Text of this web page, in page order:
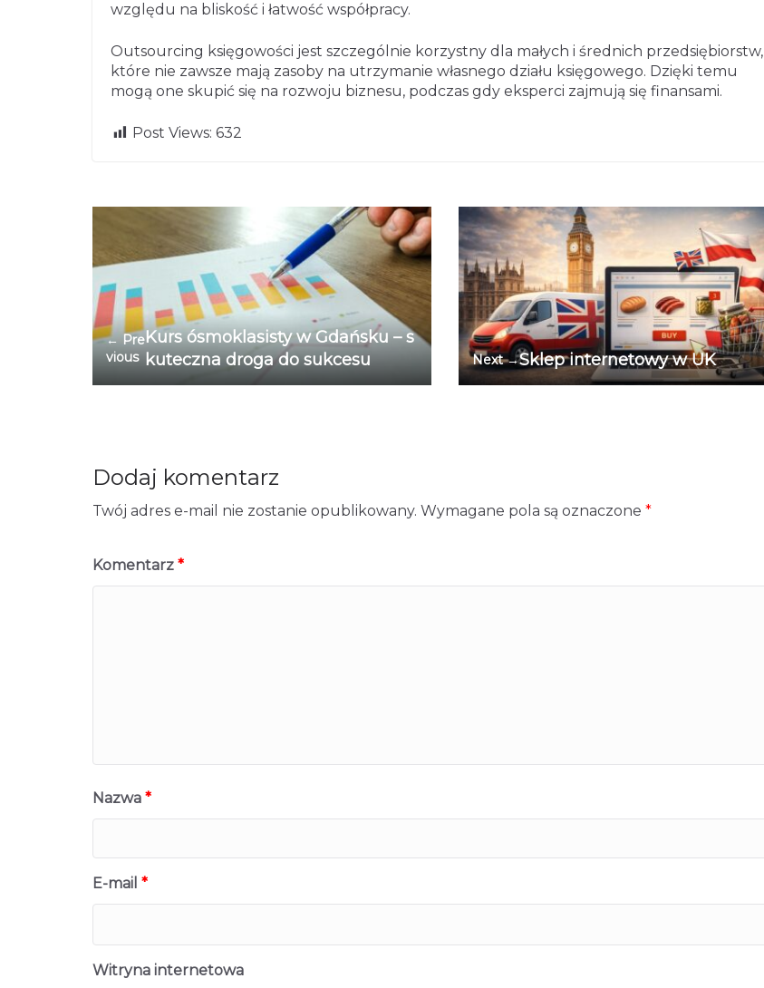
względu na bliskość i łatwość współpracy.
Outsourcing księgowości jest szczególnie korzystny dla małych i średnich przedsiębiorstw,
które nie zawsze mają zasoby na utrzymanie własnego działu księgowego. Dzięki temu
mogą one skupić się na rozwoju biznesu, podczas gdy eksperci zajmują się finansami.
Post Views: 632
← Pre
vious
Kurs ósmoklasisty w Gdańsku – s
kuteczna droga do sukcesu
Next →Sklep internetowy w UK
Dodaj komentarz
Twój adres e-mail nie zostanie opublikowany. Wymagane pola są oznaczone *
Komentarz *
Nazwa *
E-mail *
Witryna internetowa